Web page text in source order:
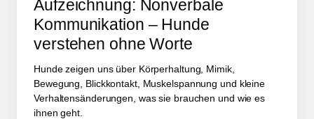
Aufzeichnung: Nonverbale
Kommunikation – Hunde
verstehen ohne Worte
Hunde zeigen uns über Körperhaltung, Mimik,
Bewegung, Blickkontakt, Muskelspannung und kleine
Verhaltensänderungen, was sie brauchen und wie es
ihnen geht.